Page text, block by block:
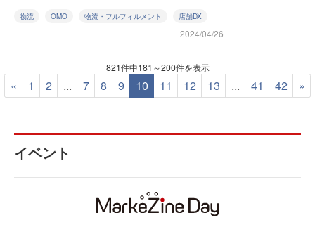
物流 OMO 物流・フルフィルメント 店舗DX
2024/04/26
821件中181～200件を表示
« 1 2 ... 7 8 9 10 11 12 13 ... 41 42 »
イベント